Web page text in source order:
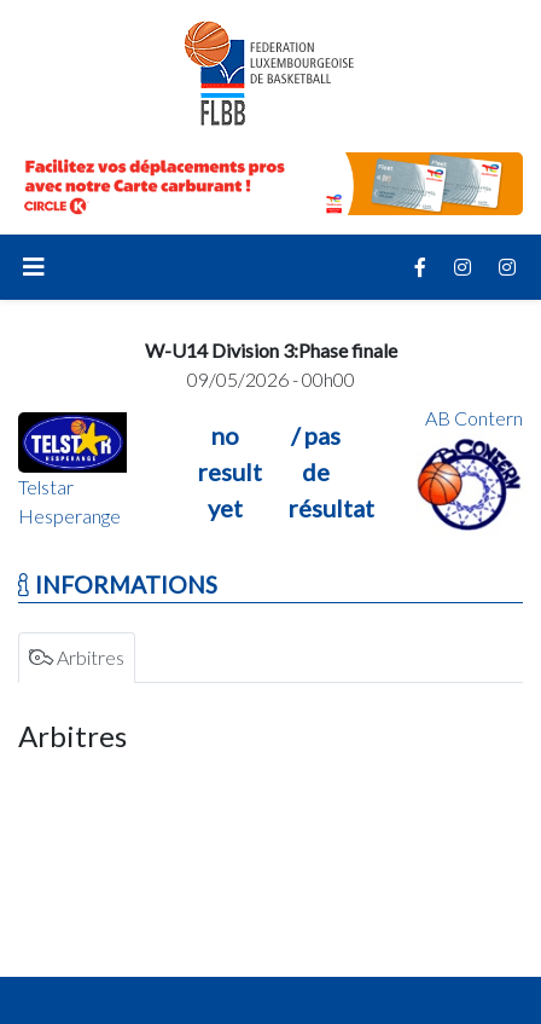
W-U14 Division 3:Phase finale
09/05/2026 - 00h00
Telstar
Hesperange
no
result
yet
/ pas
de
résultat
AB Contern
INFORMATIONS
Arbitres
Arbitres